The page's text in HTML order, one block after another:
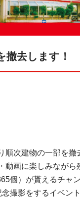
撤去します！
順次建物の一部を撤
画に楽しみなが
個）が貰えるチャン
撮影をするイベン